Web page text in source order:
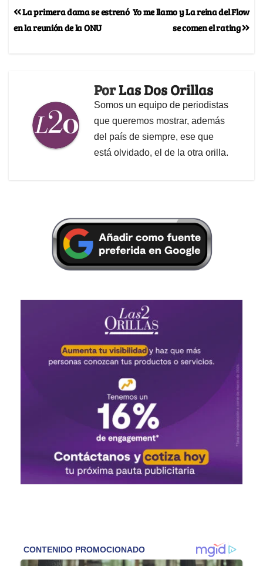
Yo me llamo y La reina del Flow
se comen el rating
La primera dama se estrenó
en la reunión de la ONU
PorLas Dos Orillas
Somos un equipo de periodistas
que queremos mostrar, además
del país de siempre, ese que
está olvidado, el de la otra orilla.